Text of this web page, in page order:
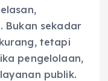
Bukan sekadar
tetapi
pengelolaan,
publik.